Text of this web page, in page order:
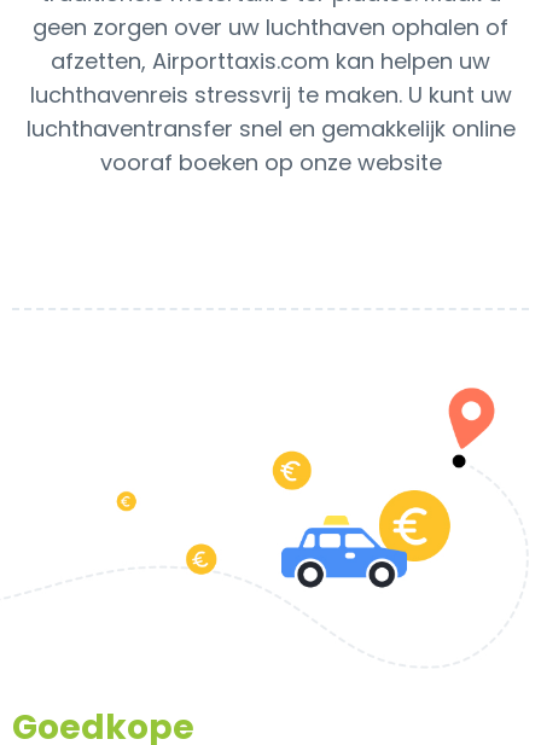
geen zorgen over uw luchthaven ophalen of
afzetten, Airporttaxis.com kan helpen uw
luchthavenreis stressvrij te maken. U kunt uw
luchthaventransfer snel en gemakkelijk online
vooraf boeken op onze website
Goedkope